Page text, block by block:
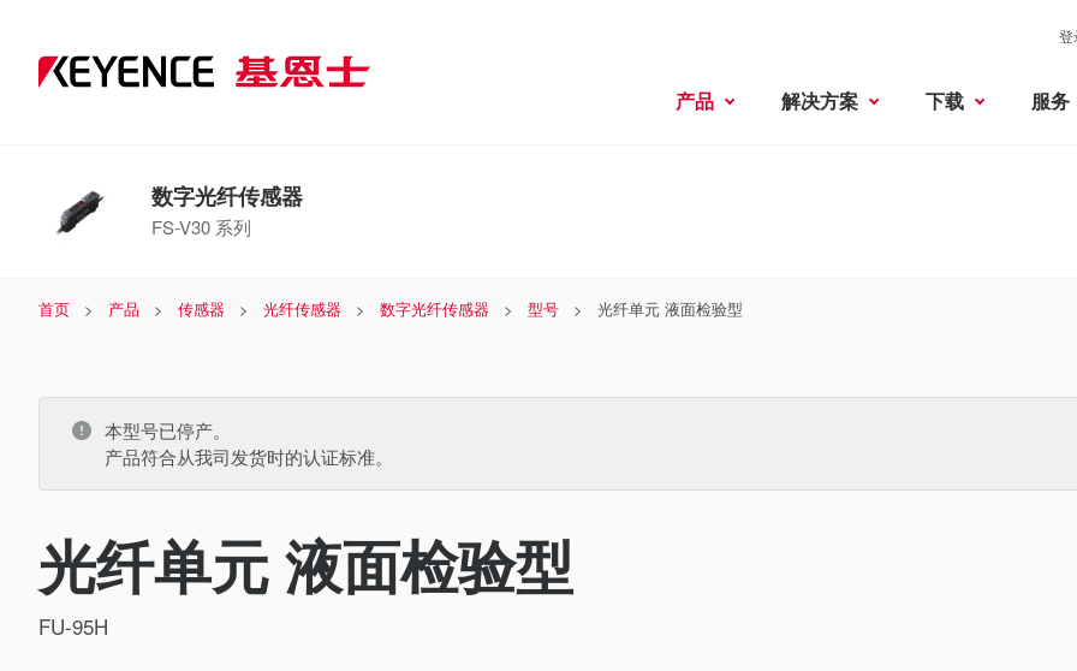
登
产品 解决方案 下载 服务
数字光纤传感器
FS-V30 系列
首页 产品 传感器 光纤传感器 数字光纤传感器 型号 光纤单元 液面检验型
本型号已停产。
产品符合从我司发货时的认证标准。
光纤单元 液面检验型
FU-95H